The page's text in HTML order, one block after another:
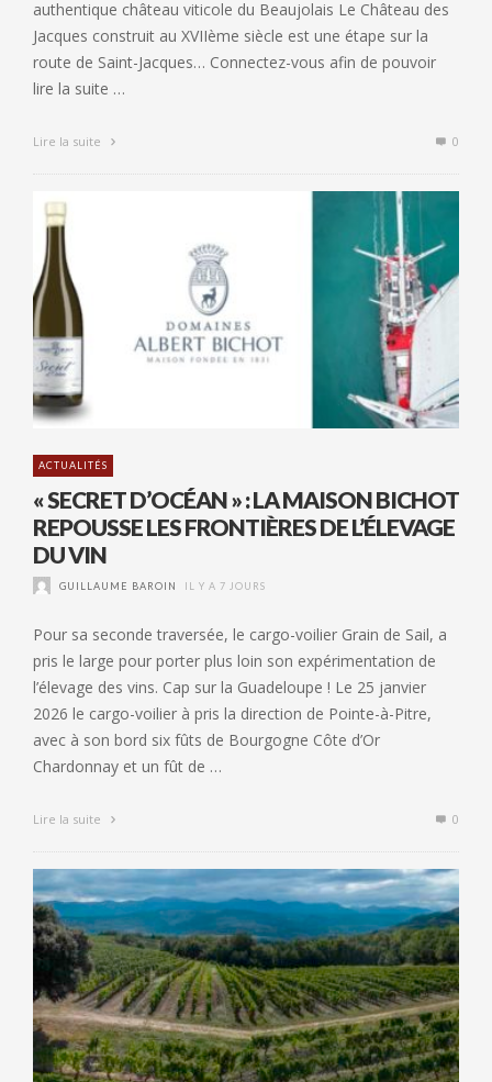
authentique château viticole du Beaujolais Le Château des
Jacques construit au XVIIème siècle est une étape sur la
route de Saint-Jacques… Connectez-vous afin de pouvoir
lire la suite …
Lire la suite 0
ACTUALITÉS
« SECRET D’OCÉAN » : LA MAISON BICHOT
REPOUSSE LES FRONTIÈRES DE L’ÉLEVAGE
DU VIN
GUILLAUME BAROIN IL Y A 7 JOURS
Pour sa seconde traversée, le cargo-voilier Grain de Sail, a
pris le large pour porter plus loin son expérimentation de
l’élevage des vins. Cap sur la Guadeloupe ! Le 25 janvier
2026 le cargo-voilier à pris la direction de Pointe-à-Pitre,
avec à son bord six fûts de Bourgogne Côte d’Or
Chardonnay et un fût de …
Lire la suite 0